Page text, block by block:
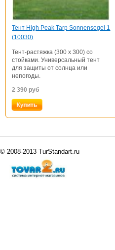
Тент High Peak Tarp Sonnensegel 1
(10030)
Тент-растяжка (300 х 300) со
стойками. Универсальный тент
для защиты от солнца или
непогоды.
2 390 руб
© 2008-2013 TurStandart.ru